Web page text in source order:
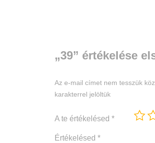
„39” értékelése
Az e-mail címet nem tesszük
karakterrel jelöltük
A te értékelésed *
Értékelésed *